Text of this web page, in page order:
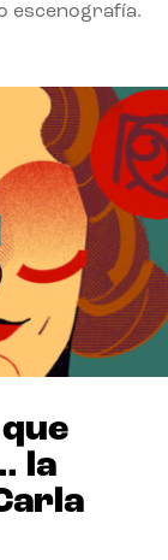
escenografía.
la